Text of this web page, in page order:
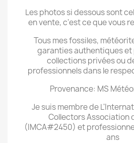
Les photos si dessous sont
en vente, c'est ce que vous
Tous mes fossiles,
garanties authentiques
collections privées ou
professionnels dans le
Provenance: MS
Je suis membre de
Collectors Association
(IMCA#2450) et
ans